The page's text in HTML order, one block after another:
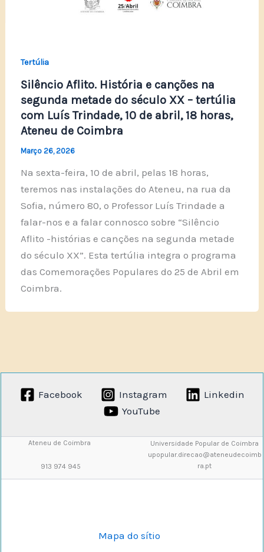
Tertúlia
Silêncio Aflito. História e canções na
segunda metade do século XX – tertúlia
com Luís Trindade, 10 de abril, 18 horas,
Ateneu de Coimbra
Março 26, 2026
Na sexta-feira, 10 de abril, pelas 18 horas,
teremos nas instalações do Ateneu, na rua da
Sofia, número 80, o Professor Luís Trindade a
falar-nos e a falar connosco sobre “Silêncio
Aflito -histórias e canções na segunda metade
do século XX”. Esta tertúlia integra o programa
das Comemorações Populares do 25 de Abril em
Coimbra.
Facebook Instagram
Linkedin
YouTube
Ateneu de Coimbra
913 974 945
Universidade Popular de Coimbra
upopular.direcao@ateneudecoimb
ra.pt
Mapa do sítio